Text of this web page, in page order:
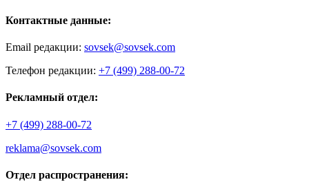
Контактные данные:
Email редакции: sovsek@sovsek.com
Телефон редакции: +7 (499) 288-00-72
Рекламный отдел:
+7 (499) 288-00-72
reklama@sovsek.com
Отдел распространения: